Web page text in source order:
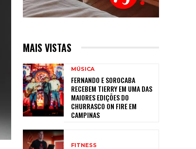
MAIS VISTAS
MÚSICA
FERNANDO E SOROCABA
RECEBEM TIERRY EM UMA DAS
MAIORES EDIÇÕES DO
CHURRASCO ON FIRE EM
CAMPINAS
FITNESS